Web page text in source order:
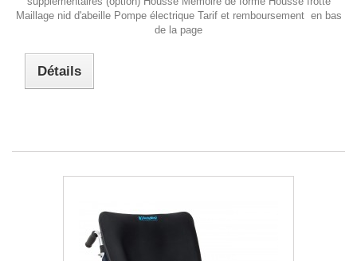
Maillage nid d'abeille Pompe électrique Tarif et remboursement en bas
de la page
Détails